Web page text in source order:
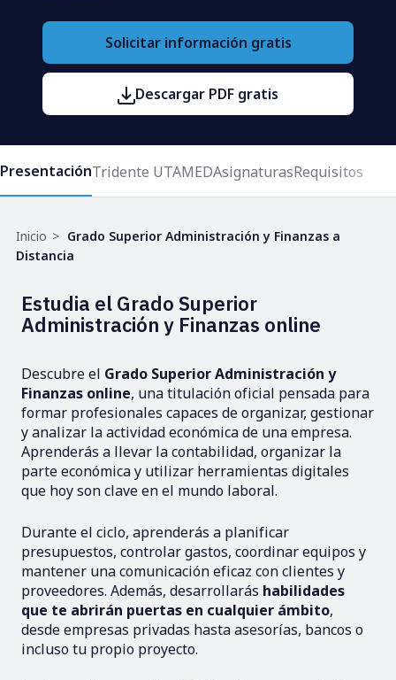
Solicitar información gratis
Descargar PDF gratis
PresentaciónTridente UTAMEDAsignaturasRequisitos
Ruta
de
Inicio
Grado Superior Administración y Finanzas a
Distancia
Estudia el Grado Superior
Administración y Finanzas online
Descubre el Grado Superior Administración y
Finanzas online, una titulación oficial pensada para
formar profesionales capaces de organizar, gestionar
y analizar la actividad económica de una empresa.
Aprenderás a llevar la contabilidad, organizar la
parte económica y utilizar herramientas digitales
que hoy son clave en el mundo laboral.
Durante el ciclo, aprenderás a planificar
presupuestos, controlar gastos, coordinar equipos y
mantener una comunicación eficaz con clientes y
proveedores. Además, desarrollarás habilidades
que te abrirán puertas en cualquier ámbito,
desde empresas privadas hasta asesorías, bancos o
incluso tu propio proyecto.